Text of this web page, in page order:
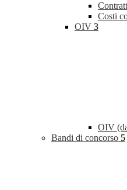
Costi
OIV 3
OIV
Bandi di concorso 5